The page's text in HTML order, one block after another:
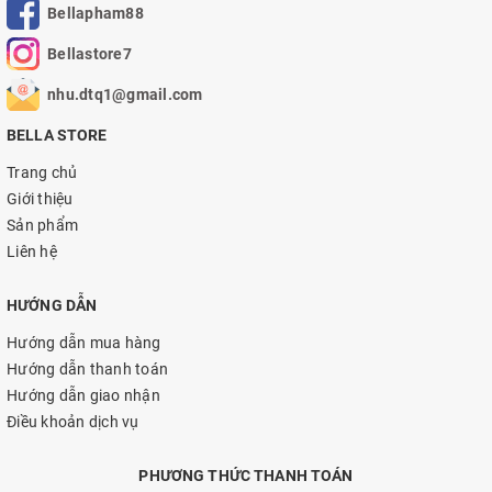
Bellapham88
Bellastore7
nhu.dtq1@gmail.com
BELLA STORE
Trang chủ
Giới thiệu
Sản phẩm
Liên hệ
HƯỚNG DẪN
Hướng dẫn mua hàng
Hướng dẫn thanh toán
Hướng dẫn giao nhận
Điều khoản dịch vụ
PHƯƠNG THỨC THANH TOÁN